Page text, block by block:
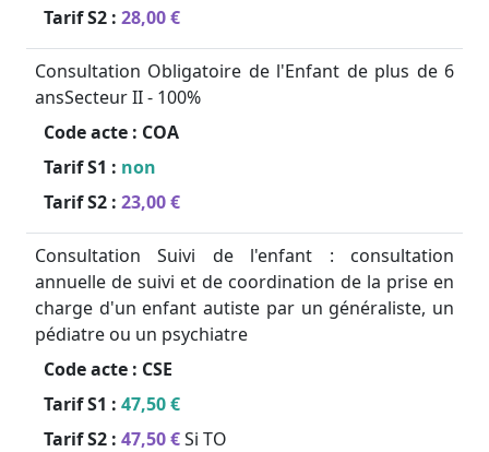
Tarif S2 : 28,00 €
Consultation Obligatoire de l'Enfant de plus de 6
ansSecteur II - 100%
Code acte : COA
Tarif S1 : non
Tarif S2 : 23,00 €
Consultation Suivi de l'enfant : consultation
annuelle de suivi et de coordination de la prise en
charge d'un enfant autiste par un généraliste, un
pédiatre ou un psychiatre
Code acte : CSE
Tarif S1 : 47,50 €
Tarif S2 : 47,50 €Si TO